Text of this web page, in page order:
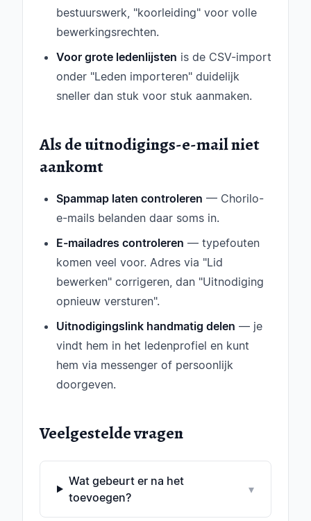
bestuurswerk, "koorleiding" voor volle
bewerkingsrechten.
Voor grote ledenlijsten is de CSV-import
onder "Leden importeren" duidelijk
sneller dan stuk voor stuk aanmaken.
Als de uitnodigings-e-mail niet
aankomt
Spammap laten controleren — Chorilo-
e-mails belanden daar soms in.
E-mailadres controleren — typefouten
komen veel voor. Adres via "Lid
bewerken" corrigeren, dan "Uitnodiging
opnieuw versturen".
Uitnodigingslink handmatig delen — je
vindt hem in het ledenprofiel en kunt
hem via messenger of persoonlijk
doorgeven.
Veelgestelde vragen
Wat gebeurt er na het
toevoegen?
▾